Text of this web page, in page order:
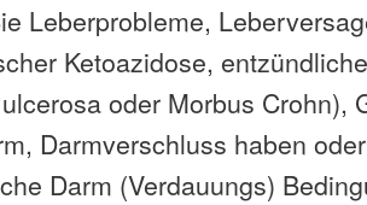
Leberprobleme,
Ketoazidose,
oder Morbus Crohn),
Darmverschluss haben
Darm (Verdauungs)